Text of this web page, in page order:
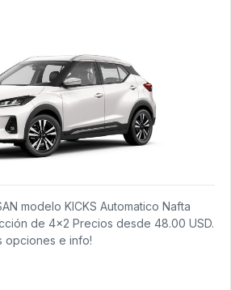
modelo KICKS Automatico Nafta
de 4x2 Precios desde 48.00 USD.
opciones e info!